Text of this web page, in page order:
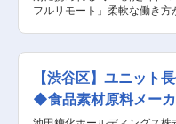
理分野へのステップアップも可能
え、社会的インパクトの大き
変更の範囲：会社の定める業
ど）の実施 【応募条件】 ◆基礎的なネットワー
クの知識（TCP/IP） ◆基礎
セキュリティ分野へのキャ
い方も大歓 迎です！ ◆第二新卒も
ついて： 1987年創業で「家
軸に成長を続け、今や登録教
フルリモート」柔軟な働き
Service）を中心としたネッ
ョンについて、法人のお客さ
担うポジションです。ネッ
ィを統合した次世代型サー
に最適な形で導入できるよう
【渋谷区】ユニット
◆食品素材原料メー